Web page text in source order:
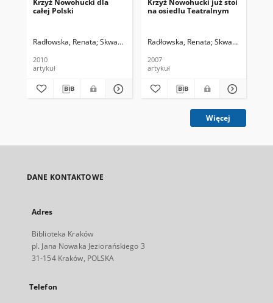
Krzyż Nowohucki dla
całej Polski
Radłowska, Renata Skwarczek, Mateusz. Fot.
2010
artykuł
Krzyż Nowohucki już stoi
na osiedlu Teatralnym
Radłowska, Renata Skwarczek,
2007
artykuł
Więcej
DANE KONTAKTOWE
Adres
Biblioteka Kraków
pl. Jana Nowaka Jeziorańskiego 3
31-154 Kraków, POLSKA
Telefon